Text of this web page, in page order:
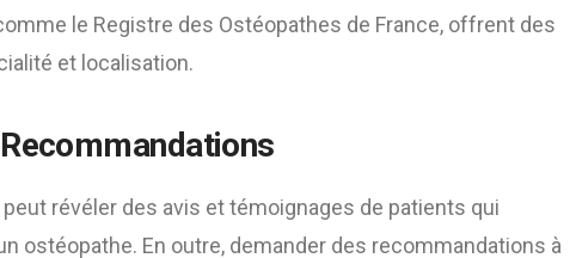
le Registre des Ostéopathes de France, offrent des
et localisation.
peut révéler des avis et témoignages de patients qui
ostéopathe. En outre, demander des recommandations à